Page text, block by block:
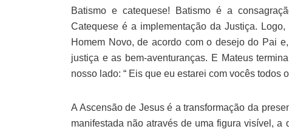
Batismo e catequese! Batismo é a
Catequese é a implementação da Justiça.
Homem Novo, de acordo com o desejo do Pai
justiça e as bem-aventuranças. E Mateus
nosso lado: “ Eis que eu estarei com vocês todos
A Ascensão de Jesus é a transformação da
manifestada não através de uma figura visível,